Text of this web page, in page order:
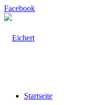
Facebook
Startseite